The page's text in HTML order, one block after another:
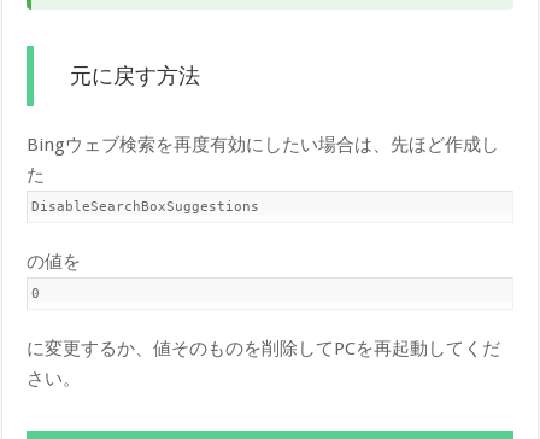
元に戻す方法
Bingウェブ検索を再度有効にしたい場合は、先ほど作成し
た
DisableSearchBoxSuggestions
の値を
0
に変更するか、値そのものを削除してPCを再起動してくだ
さい。